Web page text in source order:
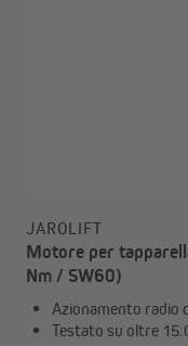
JAROLIFT
Motore per
Nm / SW60)
Azionamento radio
Testato su oltre